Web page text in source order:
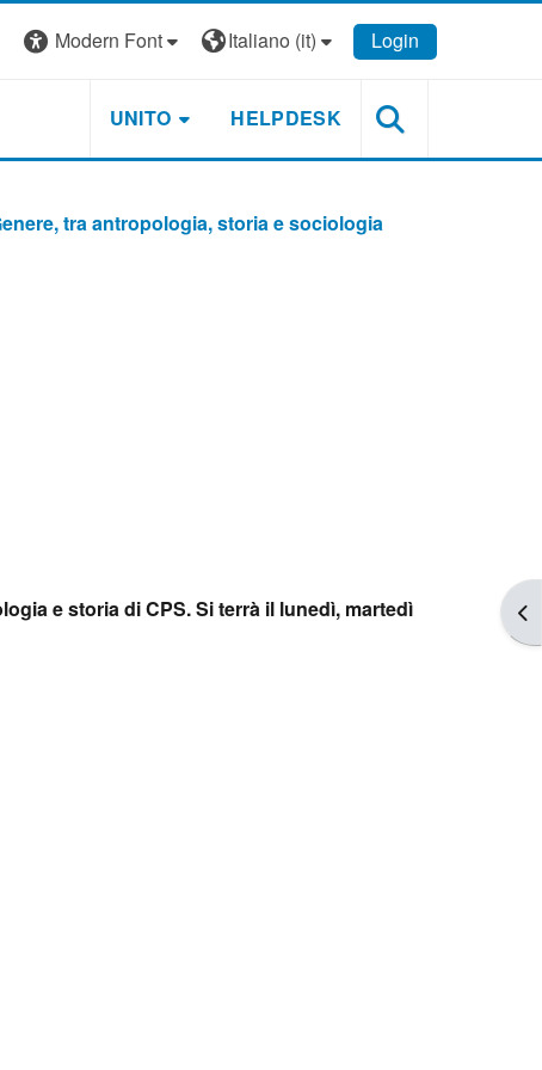
Modern Font
Italiano ‎(it)‎ Login
UNITO HELPDESK
tra antropologia, storia e sociologia
e storia di CPS. Si terrà il lunedì, martedì